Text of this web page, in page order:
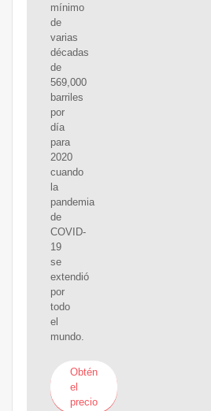
mínimo
de
varias
décadas
de
569,000
barriles
por
día
para
2020
cuando
la
pandemia
de
COVID-
19
se
extendió
por
todo
el
mundo.
Obtén
el
precio